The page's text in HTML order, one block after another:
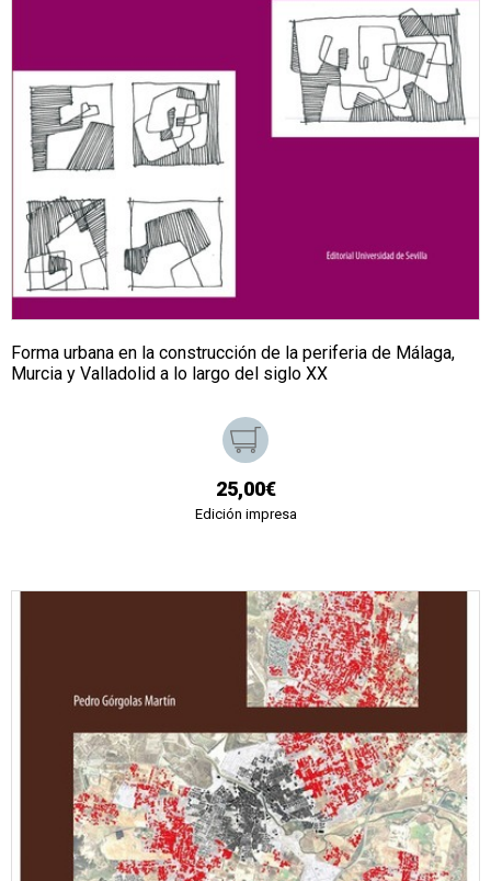
Forma urbana en la construcción de la periferia de Málaga,
Murcia y Valladolid a lo largo del siglo XX
25,00€
Edición impresa